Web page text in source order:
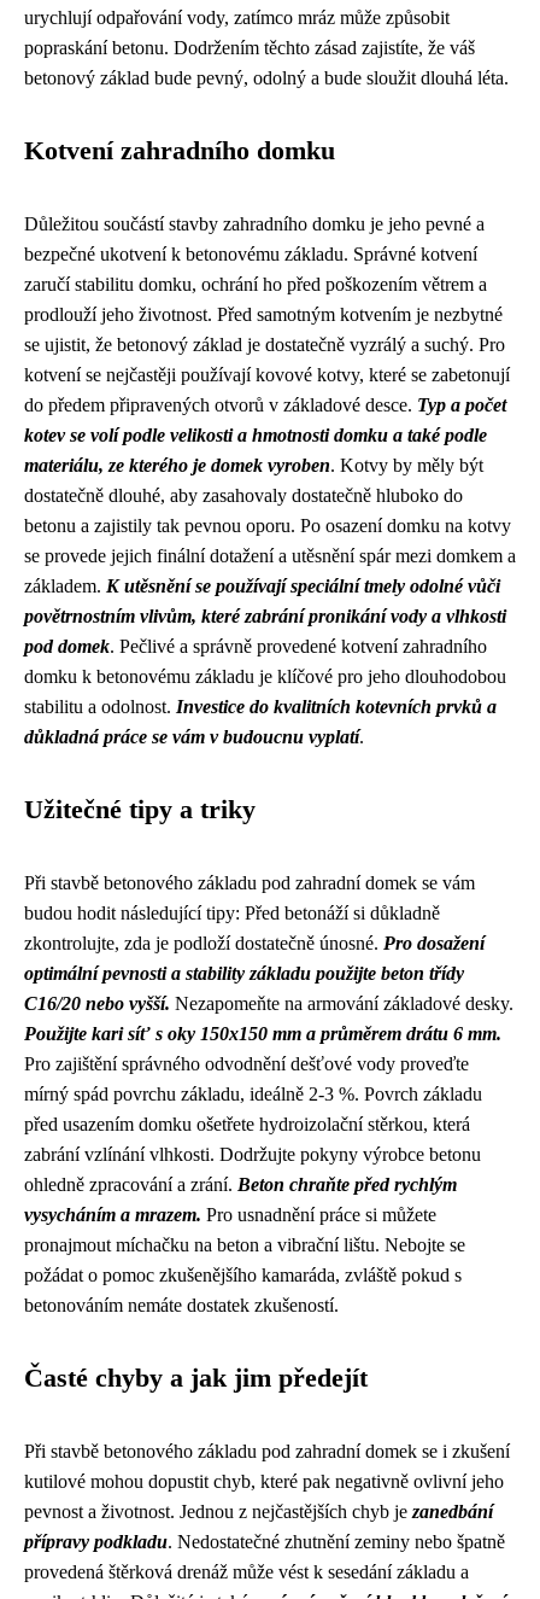
urychlují odpařování vody, zatímco mráz může způsobit
popraskání betonu. Dodržením těchto zásad zajistíte, že váš
betonový základ bude pevný, odolný a bude sloužit dlouhá léta.
Kotvení zahradního domku
Důležitou součástí stavby zahradního domku je jeho pevné a
bezpečné ukotvení k betonovému základu. Správné kotvení
zaručí stabilitu domku, ochrání ho před poškozením větrem a
prodlouží jeho životnost. Před samotným kotvením je nezbytné
se ujistit, že betonový základ je dostatečně vyzrálý a suchý. Pro
kotvení se nejčastěji používají kovové kotvy, které se zabetonují
do předem připravených otvorů v základové desce. Typ a počet
kotev se volí podle velikosti a hmotnosti domku a také podle
materiálu, ze kterého je domek vyroben. Kotvy by měly být
dostatečně dlouhé, aby zasahovaly dostatečně hluboko do
betonu a zajistily tak pevnou oporu. Po osazení domku na kotvy
se provede jejich finální dotažení a utěsnění spár mezi domkem a
základem. K utěsnění se používají speciální tmely odolné vůči
povětrnostním vlivům, které zabrání pronikání vody a vlhkosti
pod domek. Pečlivé a správně provedené kotvení zahradního
domku k betonovému základu je klíčové pro jeho dlouhodobou
stabilitu a odolnost. Investice do kvalitních kotevních prvků a
důkladná práce se vám v budoucnu vyplatí.
Užitečné tipy a triky
Při stavbě betonového základu pod zahradní domek se vám
budou hodit následující tipy: Před betonáží si důkladně
zkontrolujte, zda je podloží dostatečně únosné. Pro dosažení
optimální pevnosti a stability základu použijte beton třídy
C16/20 nebo vyšší. Nezapomeňte na armování základové desky.
Použijte kari síť s oky 150x150 mm a průměrem drátu 6 mm.
Pro zajištění správného odvodnění dešťové vody proveďte
mírný spád povrchu základu, ideálně 2-3 %. Povrch základu
před usazením domku ošetřete hydroizolační stěrkou, která
zabrání vzlínání vlhkosti. Dodržujte pokyny výrobce betonu
ohledně zpracování a zrání. Beton chraňte před rychlým
vysycháním a mrazem. Pro usnadnění práce si můžete
pronajmout míchačku na beton a vibrační lištu. Nebojte se
požádat o pomoc zkušenějšího kamaráda, zvláště pokud s
betonováním nemáte dostatek zkušeností.
Časté chyby a jak jim předejít
Při stavbě betonového základu pod zahradní domek se i zkušení
kutilové mohou dopustit chyb, které pak negativně ovlivní jeho
pevnost a životnost. Jednou z nejčastějších chyb je zanedbání
přípravy podkladu. Nedostatečné zhutnění zeminy nebo špatně
provedená štěrková drenáž může vést k sesedání základu a